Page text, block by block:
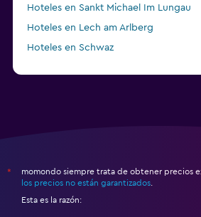
Hoteles en Sankt Michael Im Lungau
Hoteles en Lech am Arlberg
Hoteles en Schwaz
*
momondo siempre trata de obtener precios
los precios no están garantizados
Esta es la razón: